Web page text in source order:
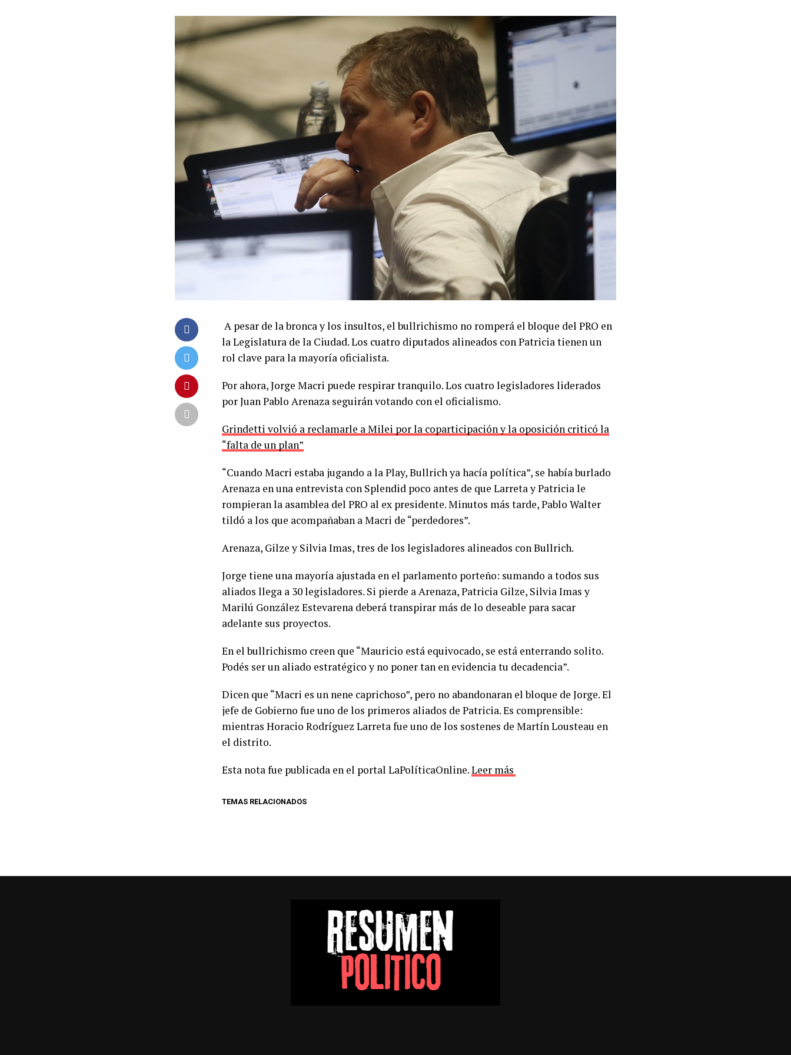
A pesar de la bronca y los insultos, el bullrichismo no romperá el bloque del PRO en
la Legislatura de la Ciudad. Los cuatro diputados alineados con Patricia tienen un
rol clave para la mayoría oficialista.
Por ahora, Jorge Macri puede respirar tranquilo. Los cuatro legisladores liderados
por Juan Pablo Arenaza seguirán votando con el oficialismo.
Grindetti volvió a reclamarle a Milei por la coparticipación y la oposición criticó la
“falta de un plan”
“Cuando Macri estaba jugando a la Play, Bullrich ya hacía política”, se había burlado
Arenaza en una entrevista con Splendid poco antes de que Larreta y Patricia le
rompieran la asamblea del PRO al ex presidente. Minutos más tarde, Pablo Walter
tildó a los que acompañaban a Macri de “perdedores”.
Arenaza, Gilze y Silvia Imas, tres de los legisladores alineados con Bullrich.
Jorge tiene una mayoría ajustada en el parlamento porteño: sumando a todos sus
aliados llega a 30 legisladores. Si pierde a Arenaza, Patricia Gilze, Silvia Imas y
Marilú González Estevarena deberá transpirar más de lo deseable para sacar
adelante sus proyectos.
En el bullrichismo creen que “Mauricio está equivocado, se está enterrando solito.
Podés ser un aliado estratégico y no poner tan en evidencia tu decadencia”.
Dicen que “Macri es un nene caprichoso”, pero no abandonaran el bloque de Jorge. El
jefe de Gobierno fue uno de los primeros aliados de Patricia. Es comprensible:
mientras Horacio Rodríguez Larreta fue uno de los sostenes de Martín Lousteau en
el distrito.
Esta nota fue publicada en el portal LaPolíticaOnline.Leer más
TEMAS RELACIONADOS